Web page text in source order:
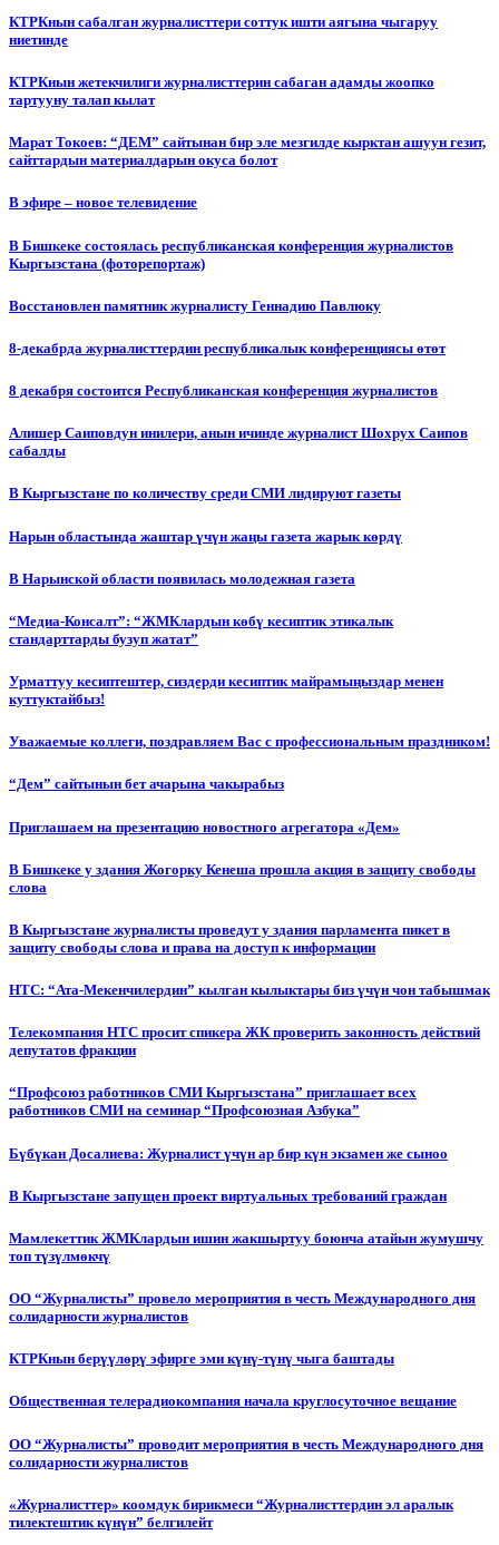
КТРКнын сабалган журналисттери соттук ишти аягына чыгаруу
ниетинде
КТРКнын жетекчилиги журналисттерин сабаган адамды жоопко
тартууну талап кылат
Марат Токоев: “ДЕМ” сайтынан бир эле мезгилде кырктан ашуун гезит,
сайттардын материалдарын окуса болот
В эфире – новое телевидение
В Бишкеке состоялась республиканская конференция журналистов
Кыргызстана (фоторепортаж)
Восстановлен памятник журналисту Геннадию Павлюку
8-декабрда журналисттердин республикалык конференциясы өтөт
8 декабря состоится Республиканская конференция журналистов
Алишер Саиповдун инилери, анын ичинде журналист Шохрух Саипов
сабалды
В Кыргызстане по количеству среди СМИ лидируют газеты
Нарын областында жаштар үчүн жаңы газета жарык көрдү
В Нарынской области появилась молодежная газета
“Медиа-Консалт”: “ЖМКлардын көбү кесиптик этикалык
стандарттарды бузуп жатат”
Урматтуу кесиптештер, сиздерди кесиптик майрамыңыздар менен
куттуктайбыз!
Уважаемые коллеги, поздравляем Вас с профессиональным праздником!
“Дем” сайтынын бет ачарына чакырабыз
Приглашаем на презентацию новостного агрегатора «Дем»
В Бишкеке у здания Жогорку Кенеша прошла акция в защиту свободы
слова
В Кыргызстане журналисты проведут у здания парламента пикет в
защиту свободы слова и права на доступ к информации
НТС: “Ата-Мекенчилердин” кылган кылыктары биз үчүн чон табышмак
Телекомпания НТС просит спикера ЖК проверить законность действий
депутатов фракции
“Профсоюз работников СМИ Кыргызстана” приглашает всех
работников СМИ на семинар “Профсоюзная Азбука”
Бүбүкан Досалиева: Журналист үчүн ар бир күн экзамен же сыноо
В Кыргызстане запущен проект виртуальных требований граждан
Мамлекеттик ЖМКлардын ишин жакшыртуу боюнча атайын жумушчу
топ түзүлмөкчү
ОО “Журналисты” провело мероприятия в честь Международного дня
солидарности журналистов
КТРКнын берүүлөрү эфирге эми күнү-түнү чыга баштады
Общественная телерадиокомпания начала круглосуточное вещание
ОО “Журналисты” проводит мероприятия в честь Международного дня
солидарности журналистов
«Журналисттер» коомдук бирикмеси “Журналисттердин эл аралык
тилектештик күнүн” белгилейт